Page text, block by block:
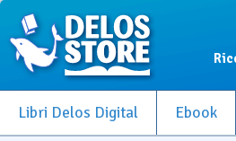
Libri Delos Digital Ebook